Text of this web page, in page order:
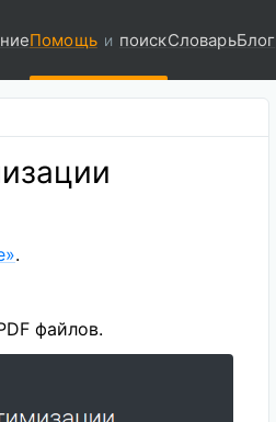
Помощь и поискСловарьБлог
.
файлов.